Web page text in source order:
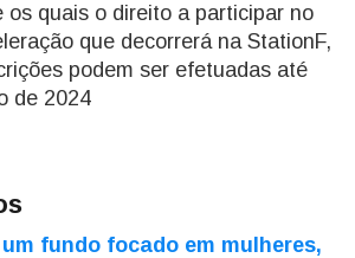
os quais o direito a participar no
que decorrerá na StationF,
podem ser efetuadas até
de 2024
fundo focado em mulheres,